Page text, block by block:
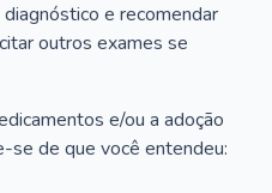
e recomendar
outros exames se
e/ou a adoção
se de que você entendeu: